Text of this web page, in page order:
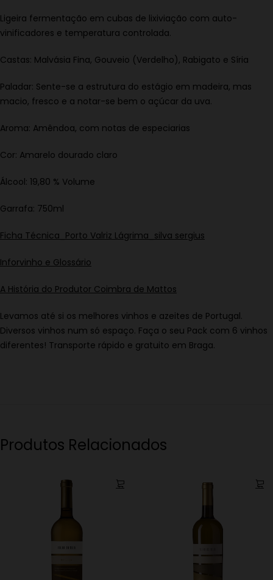
Ligeira fermentação em cubas de lixiviação com auto-
vinificadores e temperatura controlada.
Castas: Malvásia Fina, Gouveio (Verdelho), Rabigato e Síria
Paladar: Sente-se a estrutura do estágio em madeira, mas
macio, fresco e a notar-se bem o açúcar da uva.
Aroma: Amêndoa, com notas de especiarias
Cor: Amarelo dourado claro
Álcool: 19,80 % Volume
Garrafa: 750ml
Ficha Técnica_Porto Valriz Lágrima_silva sergius
Inforvinho e Glossário
A História do Produtor Coimbra de Mattos
Levamos até si os melhores vinhos e azeites de Portugal.
Diversos vinhos num só espaço. Faça o seu Pack com 6 vinhos
diferentes! Transporte rápido e gratuito em Braga.
Produtos Relacionados